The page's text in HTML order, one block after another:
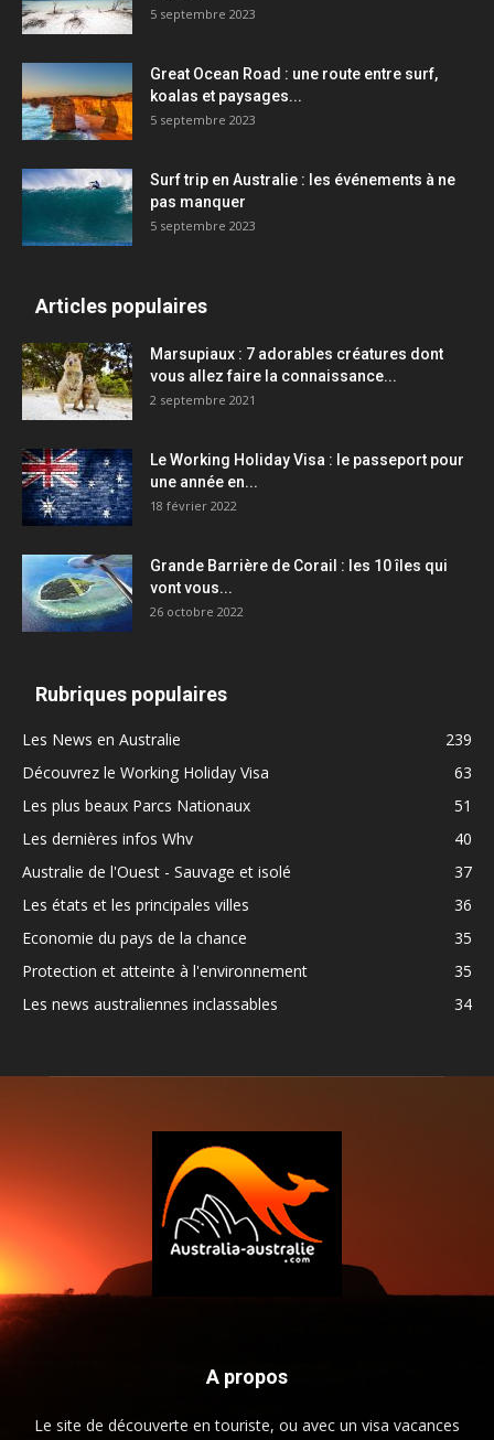
5 septembre 2023
Great Ocean Road : une route entre surf,
koalas et paysages...
5 septembre 2023
Surf trip en Australie : les événements à ne
pas manquer
5 septembre 2023
Articles populaires
Marsupiaux : 7 adorables créatures dont
vous allez faire la connaissance...
2 septembre 2021
Le Working Holiday Visa : le passeport pour
une année en...
18 février 2022
Grande Barrière de Corail : les 10 îles qui
vont vous...
26 octobre 2022
Rubriques populaires
Les News en Australie
239
Découvrez le Working Holiday Visa
63
Les plus beaux Parcs Nationaux
51
Les dernières infos Whv
40
Australie de l'Ouest - Sauvage et isolé
37
Les états et les principales villes
36
Economie du pays de la chance
35
Protection et atteinte à l'environnement
35
Les news australiennes inclassables
34
A propos
Le site de découverte en touriste, ou avec un visa vacances